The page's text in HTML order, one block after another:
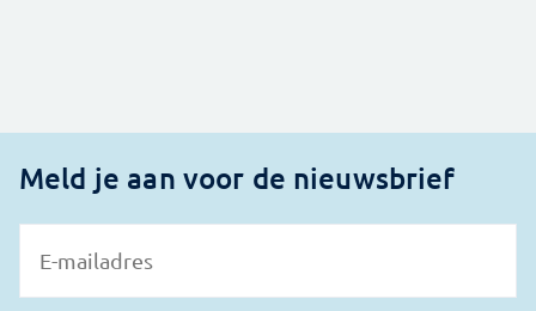
Meld je aan voor de nieuwsbrief